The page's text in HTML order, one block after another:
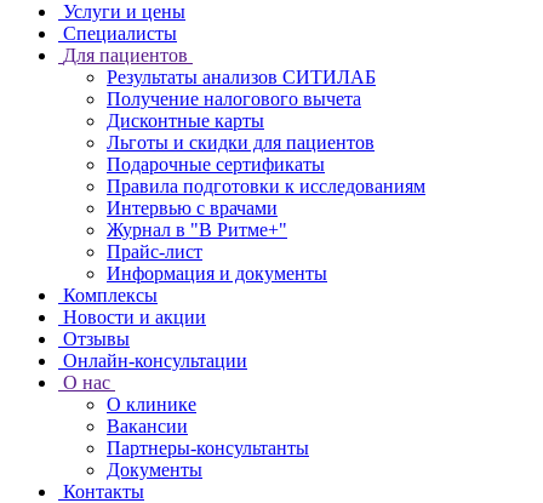
Услуги и цены
Специалисты
Для пациентов
Результаты анализов СИТИЛАБ
Получение налогового вычета
Дисконтные карты
Льготы и скидки для пациентов
Подарочные сертификаты
Правила подготовки к исследованиям
Интервью с врачами
Журнал в "В Ритме+"
Прайс-лист
Информация и документы
Комплексы
Новости и акции
Отзывы
Онлайн-консультации
О нас
О клинике
Вакансии
Партнеры-консультанты
Документы
Контакты